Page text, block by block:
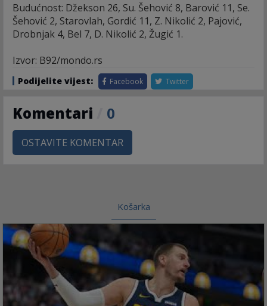
Budućnost: Džekson 26, Su. Šehović 8, Barović 11, Se.
Šehović 2, Starovlah, Gordić 11, Z. Nikolić 2, Pajović,
Drobnjak 4, Bel 7, D. Nikolić 2, Žugić 1.
Izvor: B92/mondo.rs
Podijelite vijest: Facebook Twitter
Komentari 0
OSTAVITE KOMENTAR
Košarka